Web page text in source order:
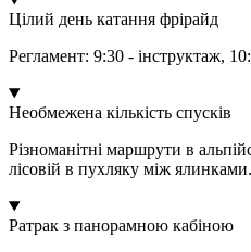
Цілий день катання фрірайд
Регламент: 9:30 - інструктаж,
Необмежена кількість спусків
Різноманітні маршрути в
лісовій в пухляку між ялинками.
Ратрак з панорамною кабіною